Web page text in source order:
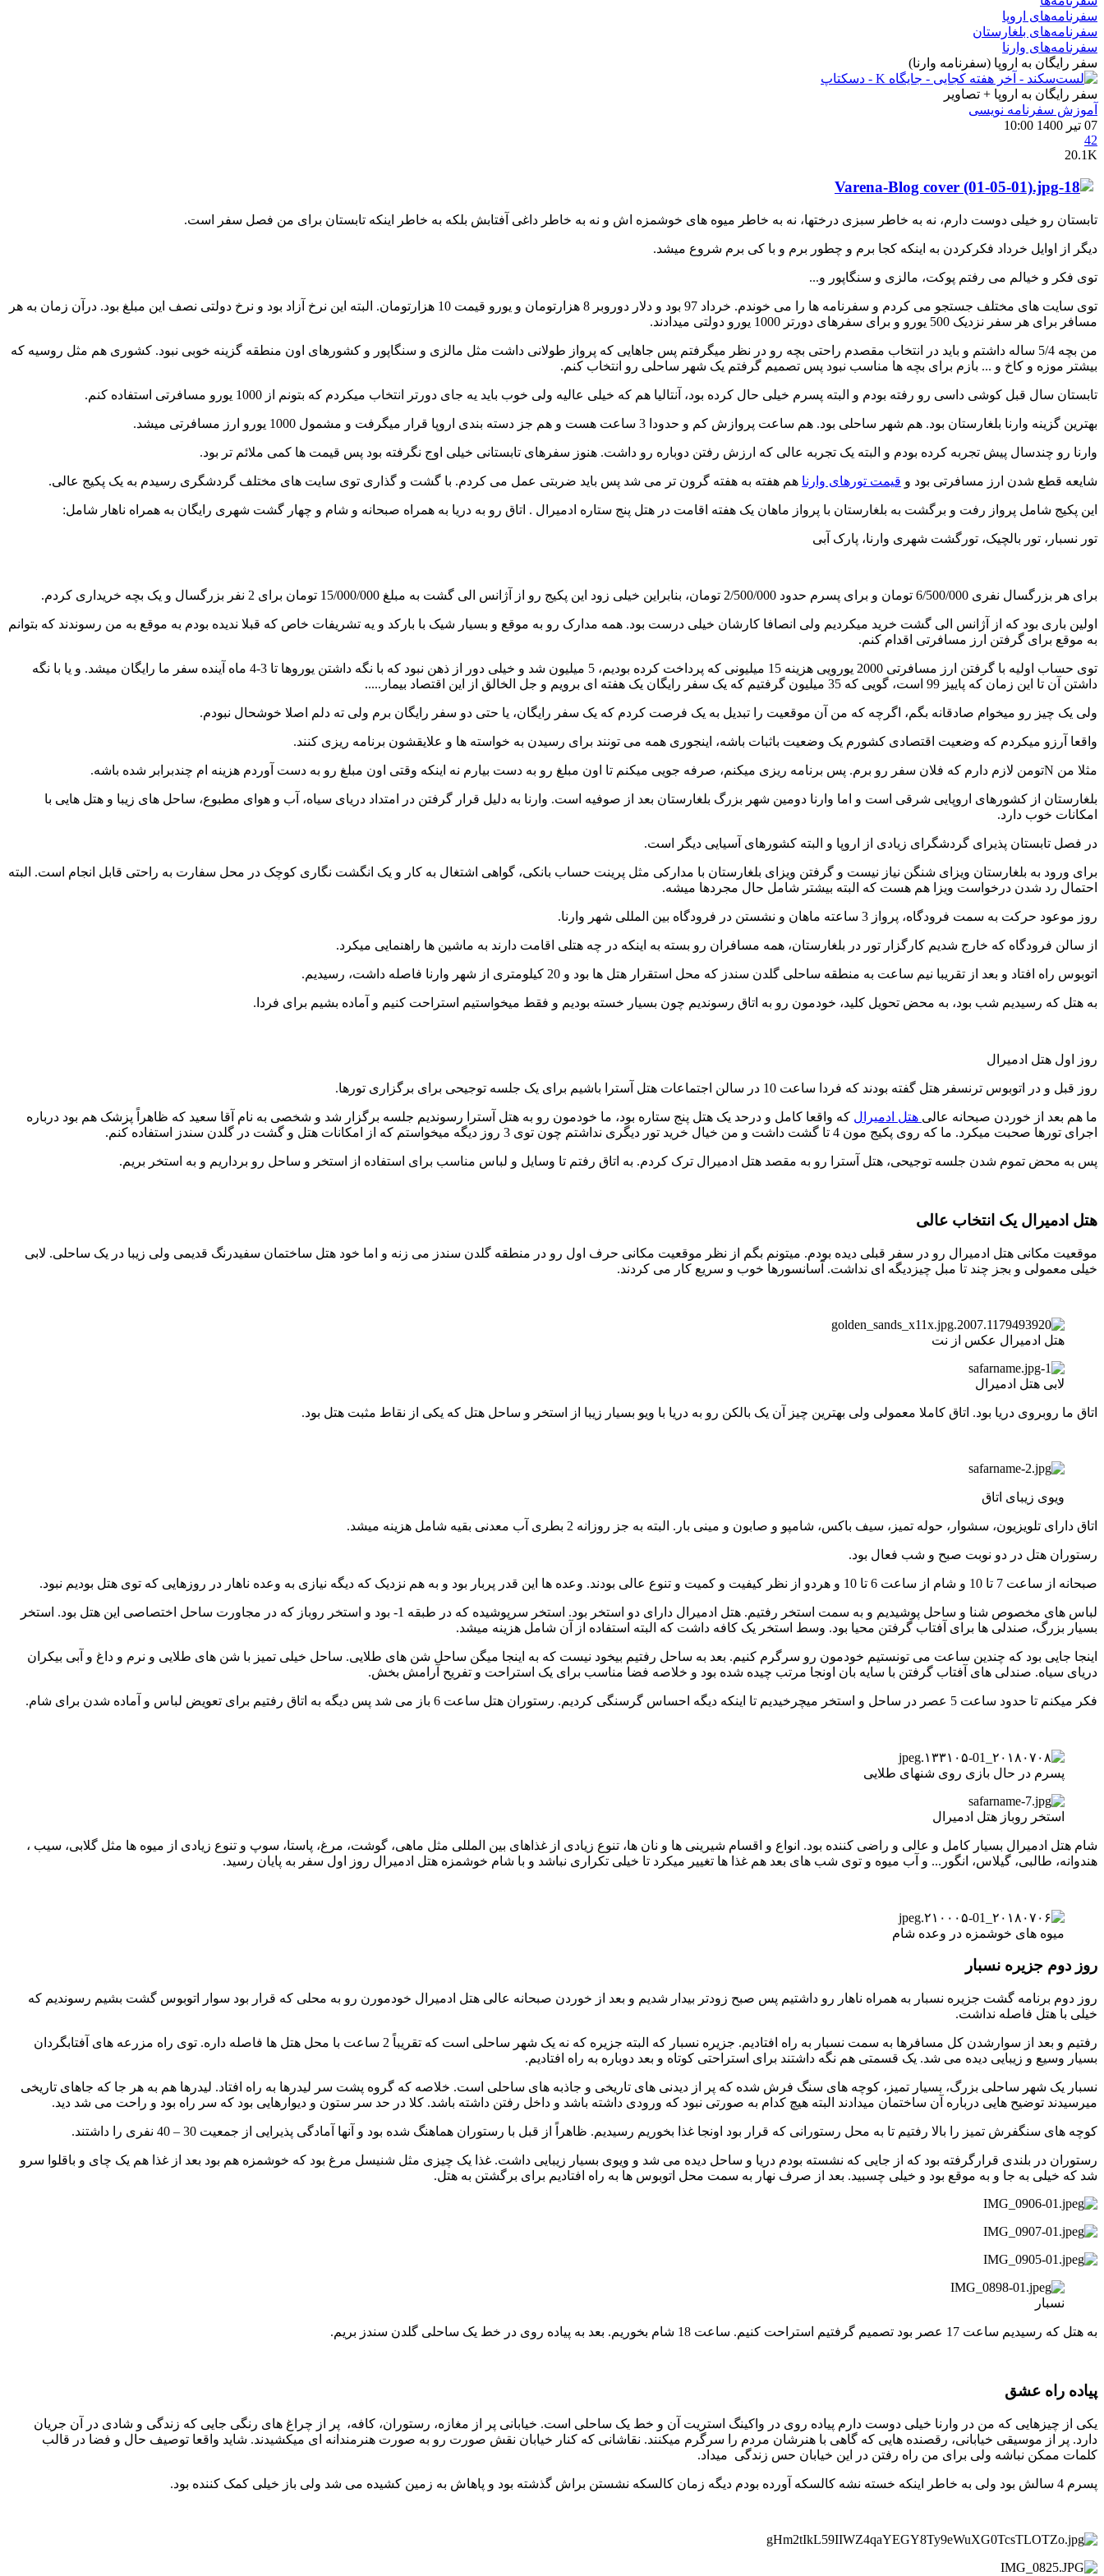
سفرنامه‌های اروپا
سفرنامه‌های بلغارستان
سفرنامه‌های وارنا
سفر رایگان به اروپا (سفرنامه وارنا)
سفر رایگان به اروپا + تصاویر
آموزش سفرنامه‌ نویسی
07 تیر 1400 10:00
42
20.1K
تابستان رو خیلی دوست دارم، نه به خاطر سبزی درختها، نه به خاطر میوه های خوشمزه اش و نه به خاطر داغی آفتابش بلکه به خاطر اینکه تابستان برای من فصل سفر است.
دیگر از اوایل خرداد فکرکردن به اینکه کجا برم و چطور برم و با کی برم شروع میشد.
توی فکر و خیالم می رفتم پوکت، مالزی و سنگاپور و...
توی سایت های مختلف جستجو می کردم و سفرنامه ها را می خوندم. خرداد 97 بود و دلار دوروبر 8 هزارتومان و یورو قیمت 10 هزارتومان. البته این نرخ آزاد بود و نرخ دولتی نصف این مبلغ بود. درآن زمان به هر
مسافر برای هر سفر نزدیک 500 یورو و برای سفرهای دورتر 1000 یورو دولتی میدادند.
من بچه 5/4 ساله داشتم و باید در انتخاب مقصدم راحتی بچه رو در نظر میگرفتم پس جاهایی که پرواز طولانی داشت مثل مالزی و سنگاپور و کشورهای اون منطقه گزینه خوبی نبود. کشوری هم مثل روسیه که
بیشتر موزه و کاخ و ... بازم برای بچه ها مناسب نبود پس تصمیم گرفتم یک شهر ساحلی رو انتخاب کنم.
تابستان سال قبل کوشی داسی رو رفته بودم و البته پسرم خیلی حال کرده بود، آنتالیا هم که خیلی عالیه ولی خوب باید یه جای دورتر انتخاب میکردم که بتونم از 1000 یورو مسافرتی استفاده کنم.
بهترین گزینه وارنا بلغارستان بود. هم شهر ساحلی بود. هم ساعت پروازش کم و حدودا 3 ساعت هست و هم جز دسته بندی اروپا قرار میگرفت و مشمول 1000 یورو ارز مسافرتی میشد.
وارنا رو چندسال پیش تجربه کرده بودم و البته یک تجربه عالی که ارزش رفتن دوباره رو داشت. هنوز سفرهای تابستانی خیلی اوج نگرفته بود پس قیمت ها کمی ملائم تر بود.
شایعه قطع شدن ارز مسافرتی بود و قیمت تورهای وارنا هم هفته به هفته گرون تر می شد پس باید ضربتی عمل می کردم. با گشت و گذاری توی سایت های مختلف گردشگری رسیدم به یک پکیج عالی.
این پکیج شامل پرواز رفت و برگشت به بلغارستان با پرواز ماهان یک هفته اقامت در هتل پنج ستاره ادمیرال . اتاق رو به دریا به همراه صبحانه و شام و چهار گشت شهری رایگان به همراه ناهار شامل:
تور نسبار، تور بالچیک، تورگشت شهری وارنا، پارک آبی
برای هر بزرگسال نفری 6/500/000 تومان و برای پسرم حدود 2/500/000 تومان، بنابراین خیلی زود این پکیج رو از آژانس الی گشت به مبلغ 15/000/000 تومان برای 2 نفر بزرگسال و یک بچه خریداری کردم.
اولین باری بود که از آژانس الی گشت خرید میکردیم ولی انصافا کارشان خیلی درست بود. همه مدارک رو به موقع و بسیار شیک با بارکد و یه تشریفات خاص که قبلا ندیده بودم به موقع به من رسوندند که بتوانم
به موقع برای گرفتن ارز مسافرتی اقدام کنم.
توی حساب اولیه با گرفتن ارز مسافرتی 2000 یورویی هزینه 15 میلیونی که پرداخت کرده بودیم، 5 میلیون شد و خیلی دور از ذهن نبود که با نگه داشتن یوروها تا 3-4 ماه آینده سفر ما رایگان میشد. و یا با نگه
داشتن آن تا این زمان که پاییز 99 است، گویی که 35 میلیون گرفتیم که یک سفر رایگان یک هفته ای برویم و جل الخالق از این اقتصاد بیمار.....
ولی یک چیز رو میخوام صادقانه بگم، اگرچه که من آن موقعیت را تبدیل به یک فرصت کردم که یک سفر رایگان، یا حتی دو سفر رایگان برم ولی ته دلم اصلا خوشحال نبودم.
واقعا آرزو میکردم که وضعیت اقتصادی کشورم یک وضعیت باثبات باشه، اینجوری همه می تونند برای رسیدن به خواسته ها و علایقشون برنامه ریزی کنند.
مثلا من Nتومن لازم دارم که فلان سفر رو برم. پس برنامه ریزی میکنم، صرفه جویی میکنم تا اون مبلغ رو به دست بیارم نه اینکه وقتی اون مبلغ رو به دست آوردم هزینه ام چندبرابر شده باشه.
بلغارستان از کشورهای اروپایی شرقی است و اما وارنا دومین شهر بزرگ بلغارستان بعد از صوفیه است. وارنا به دلیل قرار گرفتن در امتداد دریای سیاه، آب و هوای مطبوع، ساحل های زیبا و هتل هایی با
امکانات خوب دارد.
در فصل تابستان پذیرای گردشگرای زیادی از اروپا و البته کشورهای آسیایی دیگر است.
برای ورود به بلغارستان ویزای شنگن نیاز نیست و گرفتن ویزای بلغارستان با مدارکی مثل پرینت حساب بانکی، گواهی اشتغال به کار و یک انگشت نگاری کوچک در محل سفارت به راحتی قابل انجام است. البته
احتمال رد شدن درخواست ویزا هم هست که البته بیشتر شامل حال مجردها میشه.
روز موعود حرکت به سمت فرودگاه، پرواز 3 ساعته ماهان و نشستن در فرودگاه بین المللی شهر وارنا.
از سالن فرودگاه که خارج شدیم کارگزار تور در بلغارستان، همه مسافران رو بسته به اینکه در چه هتلی اقامت دارند به ماشین ها راهنمایی میکرد.
اتوبوس راه افتاد و بعد از تقریبا نیم ساعت به منطقه ساحلی گلدن سندز که محل استقرار هتل ها بود و 20 کیلومتری از شهر وارنا فاصله داشت، رسیدیم.
به هتل که رسیدیم شب بود، به محض تحویل کلید، خودمون رو به اتاق رسوندیم چون بسیار خسته بودیم و فقط میخواستیم استراحت کنیم و آماده بشیم برای فردا.
روز اول هتل ادمیرال
روز قبل و در اتوبوس ترنسفر هتل گفته بودند که فردا ساعت 10 در سالن اجتماعات هتل آسترا باشیم برای یک جلسه توجیحی برای برگزاری تورها.
ما هم بعد از خوردن صبحانه عالی هتل ادمیرال که واقعا کامل و درحد یک هتل پنج ستاره بود، ما خودمون رو به هتل آسترا رسوندیم جلسه برگزار شد و شخصی به نام آقا سعید که ظاهراً پزشک هم بود درباره
اجرای تورها صحبت میکرد. ما که روی پکیج مون 4 تا گشت داشت و من خیال خرید تور دیگری نداشتم چون توی 3 روز دیگه میخواستم که از امکانات هتل و گشت در گلدن سندز استفاده کنم.
پس به محض تموم شدن جلسه توجیحی، هتل آسترا رو به مقصد هتل ادمیرال ترک کردم. به اتاق رفتم تا وسایل و لباس مناسب برای استفاده از استخر و ساحل رو برداریم و به استخر بریم.
هتل ادمیرال یک انتخاب عالی
موقعیت مکانی هتل ادمیرال رو در سفر قبلی دیده بودم. میتونم بگم از نظر موقعیت مکانی حرف اول رو در منطقه گلدن سندز می زنه و اما خود هتل ساختمان سفیدرنگ قدیمی ولی زیبا در یک ساحلی. لابی
خیلی معمولی و بجز چند تا مبل چیزدیگه ای نداشت. آسانسورها خوب و سریع کار می کردند.
هتل ادمیرال عکس از نت
لابی هتل ادمیرال
اتاق ما روبروی دریا بود. اتاق کاملا معمولی ولی بهترین چیز آن یک بالکن رو به دریا با ویو بسیار زیبا از استخر و ساحل هتل که یکی از نقاط مثبت هتل بود.
ویوی زیبای اتاق
اتاق دارای تلویزیون، سشوار، حوله تمیز، سیف باکس، شامپو و صابون و مینی بار. البته به جز روزانه 2 بطری آب معدنی بقیه شامل هزینه میشد.
رستوران هتل در دو نوبت صبح و شب فعال بود.
صبحانه از ساعت 7 تا 10 و شام از ساعت 6 تا 10 و هردو از نظر کیفیت و کمیت و تنوع عالی بودند. وعده ها این قدر پربار بود و به هم نزدیک که دیگه نیازی به وعده ناهار در روزهایی که توی هتل بودیم نبود.
لباس های مخصوص شنا و ساحل پوشیدیم و به سمت استخر رفتیم. هتل ادمیرال دارای دو استخر بود. استخر سرپوشیده که در طبقه 1- بود و استخر روباز که در مجاورت ساحل اختصاصی این هتل بود. استخر
بسیار بزرگ، صندلی ها برای آفتاب گرفتن محیا بود. وسط استخر یک کافه داشت که البته استفاده از آن شامل هزینه میشد.
اینجا جایی بود که چندین ساعت می تونستیم خودمون رو سرگرم کنیم. بعد به ساحل رفتیم بیخود نیست که به اینجا میگن ساحل شن های طلایی. ساحل خیلی تمیز با شن های طلایی و نرم و داغ و آبی بیکران
دریای سیاه. صندلی های آفتاب گرفتن با سایه بان اونجا مرتب چیده شده بود و خلاصه فضا مناسب برای یک استراحت و تفریح آرامش بخش.
فکر میکنم تا حدود ساعت 5 عصر در ساحل و استخر میچرخیدیم تا اینکه دیگه احساس گرسنگی کردیم. رستوران هتل ساعت 6 باز می شد پس دیگه به اتاق رفتیم برای تعویض لباس و آماده شدن برای شام.
پسرم در حال بازی روی شنهای طلایی
استخر روباز هتل ادمیرال
شام هتل ادمیرال بسیار کامل و عالی و راضی کننده بود. انواع و اقسام شیرینی ها و نان ها، تنوع زیادی از غذاهای بین المللی مثل ماهی، گوشت، مرغ، پاستا، سوپ و تنوع زیادی از میوه ها مثل گلابی، سیب ،
هندوانه، طالبی، گیلاس، انگور... و آب میوه و توی شب های بعد هم غذا ها تغییر میکرد تا خیلی تکراری نباشد و با شام خوشمزه هتل ادمیرال روز اول سفر به پایان رسید.
میوه های خوشمزه در وعده شام
روز دوم جزیره نسبار
روز دوم برنامه گشت جزیره نسبار به همراه ناهار رو داشتیم پس صبح زودتر بیدار شدیم و بعد از خوردن صبحانه عالی هتل ادمیرال خودمورن رو به محلی که قرار بود سوار اتوبوس گشت بشیم رسوندیم که
خیلی با هتل فاصله نداشت.
رفتیم و بعد از سوارشدن کل مسافرها به سمت نسبار به راه افتادیم. جزیره نسبار که البته جزیره که نه یک شهر ساحلی است که تقریباً 2 ساعت با محل هتل ها فاصله داره. توی راه مزرعه های آفتابگردان
بسیار وسیع و زیبایی دیده می شد. یک قسمتی هم نگه داشتند برای استراحتی کوتاه و بعد دوباره به راه افتادیم.
نسبار یک شهر ساحلی بزرگ، بسیار تمیز، کوچه های سنگ فرش شده که پر از دیدنی های تاریخی و جاذبه های ساحلی است. خلاصه که گروه پشت سر لیدرها به راه افتاد. لیدرها هم به هر جا که جاهای تاریخی
میرسیدند توضیح هایی درباره آن ساختمان میدادند البته هیچ کدام به صورتی نبود که ورودی داشته باشد و داخل رفتن داشته باشد. کلا در حد سر ستون و دیوارهایی بود که سر راه بود و راحت می شد دید.
کوچه های سنگفرش تمیز را بالا رفتیم تا به محل رستورانی که قرار بود اونجا غذا بخوریم رسیدیم. ظاهراً از قبل با رستوران هماهنگ شده بود و آنها آمادگی پذیرایی از جمعیت 30 – 40 نفری را داشتند.
رستوران در بلندی قرارگرفته بود که از جایی که نشسته بودم دریا و ساحل دیده می شد و ویوی بسیار زیبایی داشت. غذا یک چیزی مثل شنیسل مرغ بود که خوشمزه هم بود بعد از غذا هم یک چای و باقلوا سرو
شد که خیلی به جا و به موقع بود و خیلی چسبید. بعد از صرف نهار به سمت محل اتوبوس ها به راه افتادیم برای برگشتن به هتل.
نسبار
به هتل که رسیدیم ساعت 17 عصر بود تصمیم گرفتیم استراحت کنیم. ساعت 18 شام بخوریم. بعد به پیاده روی در خط یک ساحلی گلدن سندز بریم.
پیاده راه عشق
یکی از چیزهایی که من در وارنا خیلی دوست دارم پیاده روی در واکینگ استریت آن و خط یک ساحلی است. خیابانی پر از مغازه، رستوران، کافه، پر از چراغ های رنگی جایی که زندگی و شادی در آن جریان
دارد. پر از موسیقی خیابانی، رقصنده هایی که گاهی با هنرشان مردم را سرگرم میکنند. نقاشانی که کنار خیابان نقش صورت رو به صورت هنرمندانه ای میکشیدند. شاید واقعا توصیف حال و فضا در قالب
کلمات ممکن نباشه ولی برای من راه رفتن در این خیابان حس زندگی میداد.
پسرم 4 سالش بود ولی به خاطر اینکه خسته نشه کالسکه آورده بودم دیگه زمان کالسکه نشستن براش گذشته بود و پاهاش به زمین کشیده می شد ولی باز خیلی کمک کننده بود.